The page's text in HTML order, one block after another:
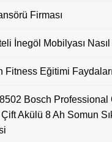
Firması
İnegöl Mobilyası
Fitness Eğitimi Faydaları
Bosch Professional
Akülü 8 Ah Somun